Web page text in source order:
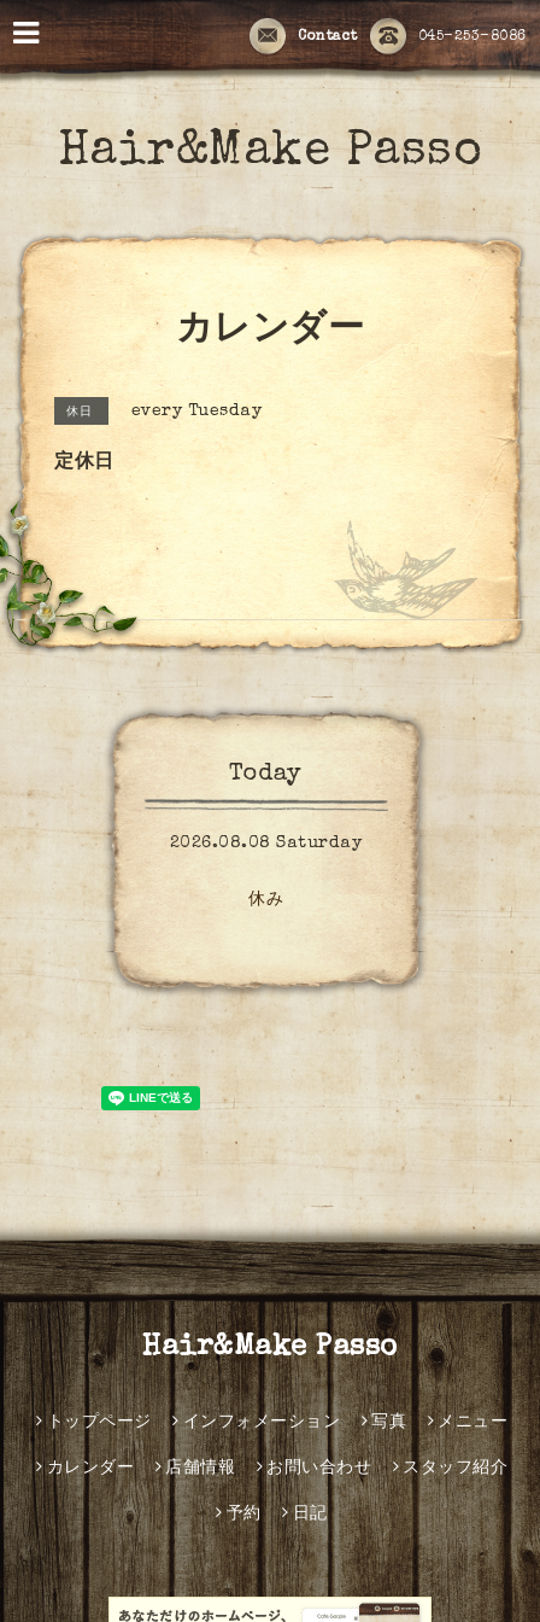
045-253-8086
Contact
Hair&Make Passo
カレンダー
休日 every Tuesday
定休日
Today
2026.08.08 Saturday
休み
Hair&Make Passo
トップページ インフォメーション 写真 メニュー
カレンダー 店舗情報 お問い合わせ スタッフ紹介
予約 日記